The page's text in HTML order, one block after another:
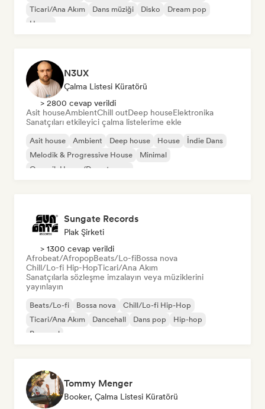
Ticari/Ana Akım
Dans müziği Disko
Dream pop
House
N3UX
Çalma Listesi Küratörü
> 2800 cevap verildi
Asit houseAmbientChill outDeep houseElektronika
Sanatçıları etkileyici çalma listelerime ekle
Asit house Ambient Deep house House
İndie Dans
Melodik & Progressive House
Minimal
Organik House/Downtempo
Sungate Records
Plak Şirketi
> 1300 cevap verildi
Afrobeat/AfropopBeats/Lo-fiBossa nova
Chill/Lo-fi Hip-HopTicari/Ana Akım
Sanatçılarla sözleşme imzalayın veya müziklerini
yayınlayın
Beats/Lo-fi Bossa nova
Chill/Lo-fi Hip-Hop
Ticari/Ana Akım
Dancehall Dans pop
Hip-hop
Pop soul
Tommy Menger
Booker, Çalma Listesi Küratörü